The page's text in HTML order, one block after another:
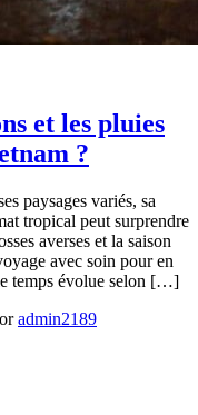
et les pluies
?
paysages variés, sa
tropical peut surprendre
averses et la saison
avec soin pour en
temps évolue selon […]
admin2189